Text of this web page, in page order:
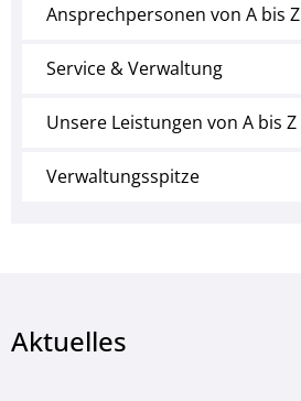
Ansprechpersonen von A bis Z
Service & Verwaltung
Unsere Leistungen von A bis Z
Verwaltungsspitze
Aktuelles